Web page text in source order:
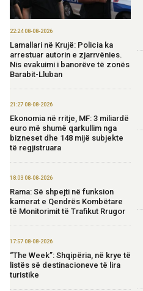
22:24 08-08-2026
Lamallari në Krujë: Policia ka
arrestuar autorin e zjarrvënies.
Nis evakuimi i banorëve të zonës
Barabit-Lluban
21:27 08-08-2026
Ekonomia në rritje, MF: 3 miliardë
euro më shumë qarkullim nga
bizneset dhe 148 mijë subjekte
të regjistruara
18:03 08-08-2026
Rama: Së shpejti në funksion
kamerat e Qendrës Kombëtare
të Monitorimit të Trafikut Rrugor
17:57 08-08-2026
“The Week”: Shqipëria, në krye të
listës së destinacioneve të lira
turistike